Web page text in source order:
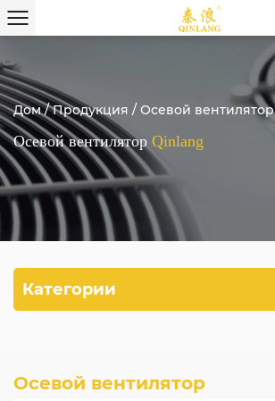
Дом/Продукция / Осевой вентилятор
Осевой вентилятор Qinlang
Категории
Осевой вентилятор